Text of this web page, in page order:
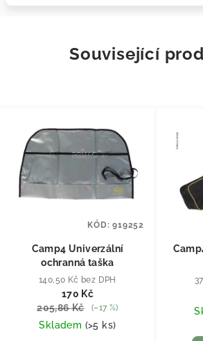
Související
Camp4 Univerzální
ochranná taška
140,50 Kč bez DPH
170 Kč
205,86 Kč
(–17 %)
Skladem (>5 ks)
KÓD:919252